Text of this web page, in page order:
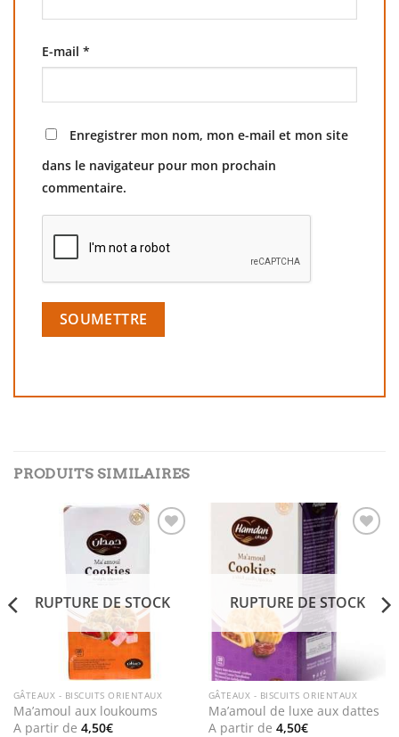
E-mail *
Enregistrer mon nom, mon e-mail et mon site
dans le navigateur pour mon prochain
commentaire.
PRODUITS SIMILAIRES
RUPTURE DE STOCK
GÂTEAUX - BISCUITS ORIENTAUX
Ma’amoul aux loukoums
A partir de 4,50€
RUPTURE DE STOCK
GÂTEAUX - BISCUITS ORIENTAUX
Ma’amoul de luxe aux dattes
A partir de 4,50€